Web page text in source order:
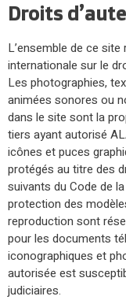
Droits
L’ensemble de ce
internationale sur le
Les photographies,
animées sonores ou
dans le site sont la
tiers ayant autorisé
icônes et puces
protégés au titre des
suivants du Code de
protection des
reproduction sont
pour les documents
iconographiques et
autorisée est
judiciaires.